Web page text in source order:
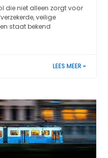
die niet alleen zorgt voor
veilige
staat bekend
LEES MEER »